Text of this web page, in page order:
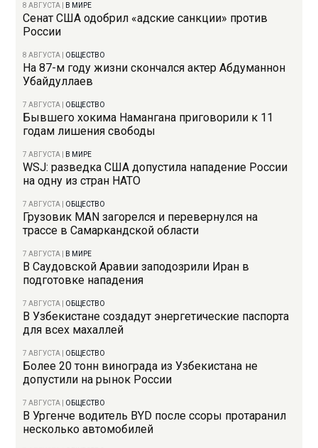
8 АВГУСТА В МИРЕ
Сенат США одобрил «адские санкции» против
России
8 АВГУСТА ОБЩЕСТВО
На 87-м году жизни скончался актер Абдуманнон
Убайдуллаев
7 АВГУСТА ОБЩЕСТВО
Бывшего хокима Намангана приговорили к 11
годам лишения свободы
7 АВГУСТА В МИРЕ
WSJ: разведка США допустила нападение России
на одну из стран НАТО
7 АВГУСТА ОБЩЕСТВО
Грузовик MAN загорелся и перевернулся на
трассе в Самаркандской области
7 АВГУСТА В МИРЕ
В Саудовской Аравии заподозрили Иран в
подготовке нападения
7 АВГУСТА ОБЩЕСТВО
В Узбекистане создадут энергетические паспорта
для всех махаллей
7 АВГУСТА ОБЩЕСТВО
Более 20 тонн винограда из Узбекистана не
допустили на рынок России
7 АВГУСТА ОБЩЕСТВО
В Ургенче водитель BYD после ссоры протаранил
несколько автомобилей